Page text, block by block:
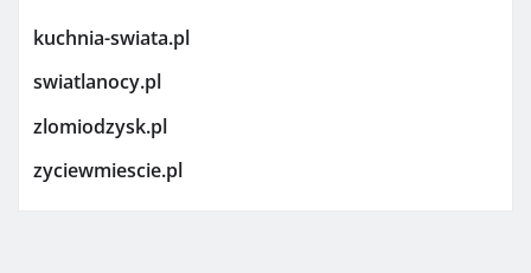
kuchnia-swiata.pl
swiatlanocy.pl
zlomiodzysk.pl
zyciewmiescie.pl